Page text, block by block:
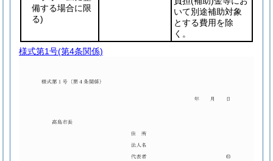
いて別途補助対象
とする費用を除
く。
備する場合に限
る)
様式第1号(第4条関係)